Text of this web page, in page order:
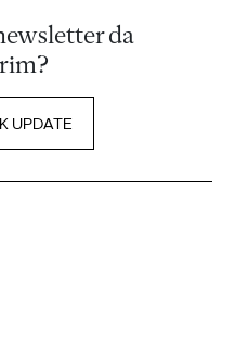
da
UPDATE